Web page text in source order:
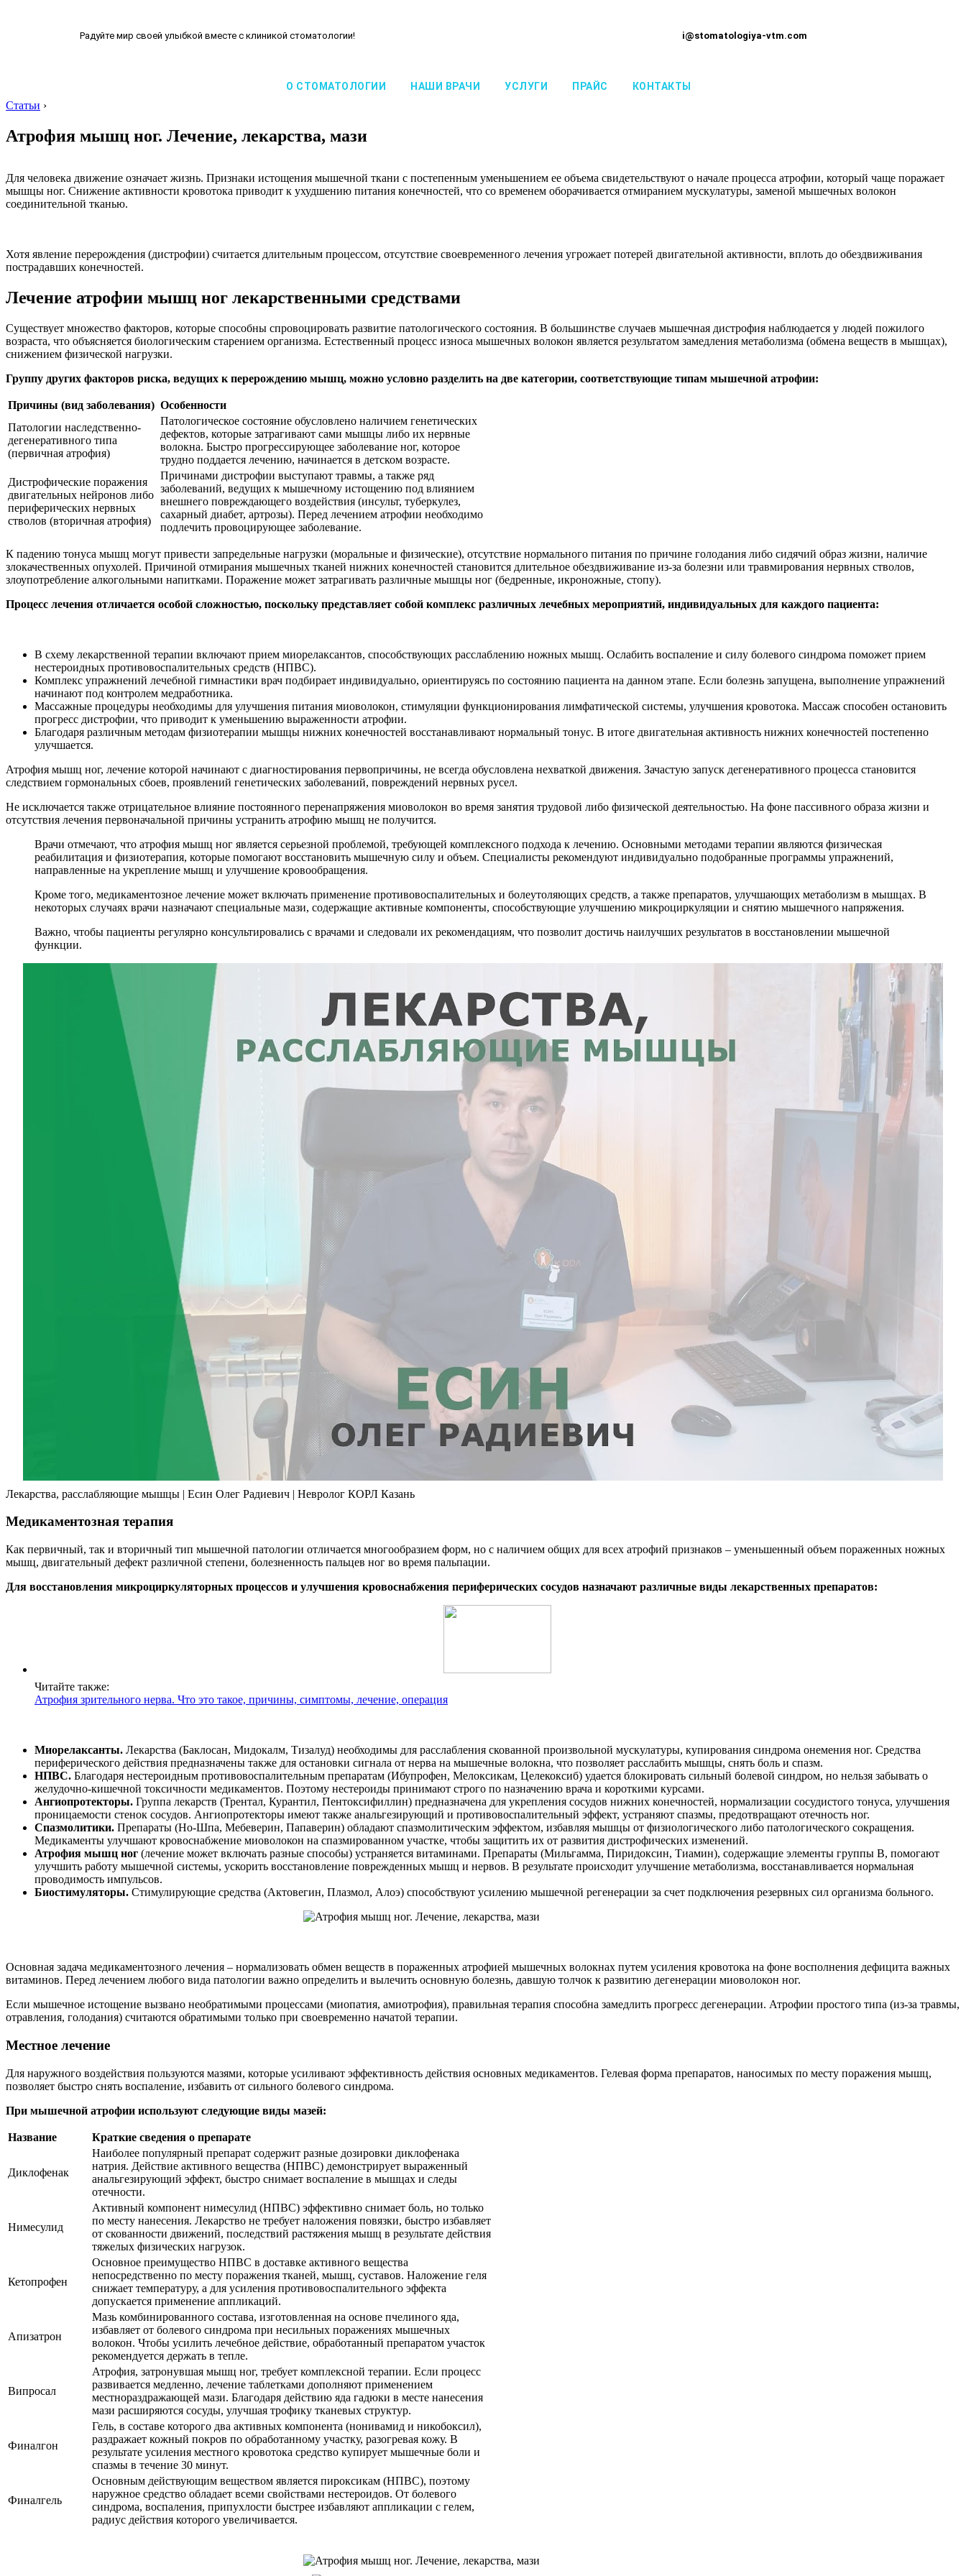
Радуйте мир своей улыбкой вместе с клиникой стоматологии! i@stomatologiya-vtm.com
О СТОМАТОЛОГИИ НАШИ ВРАЧИ УСЛУГИ ПРАЙС КОНТАКТЫ
Статьи ›
Атрофия мышц ног. Лечение, лекарства, мази
Для человека движение означает жизнь. Признаки истощения мышечной ткани с постепенным уменьшением ее объема свидетельствуют о начале процесса атрофии, который чаще поражает
мышцы ног. Снижение активности кровотока приводит к ухудшению питания конечностей, что со временем оборачивается отмиранием мускулатуры, заменой мышечных волокон
соединительной тканью.
Хотя явление перерождения (дистрофии) считается длительным процессом, отсутствие своевременного лечения угрожает потерей двигательной активности, вплоть до обездвиживания
пострадавших конечностей.
Лечение атрофии мышц ног лекарственными средствами
Существует множество факторов, которые способны спровоцировать развитие патологического состояния. В большинстве случаев мышечная дистрофия наблюдается у людей пожилого
возраста, что объясняется биологическим старением организма. Естественный процесс износа мышечных волокон является результатом замедления метаболизма (обмена веществ в мышцах),
снижением физической нагрузки.
Группу других факторов риска, ведущих к перерождению мышц, можно условно разделить на две категории, соответствующие типам мышечной атрофии:
Причины (вид заболевания) Особенности
Патологии наследственно-
дегенеративного типа
(первичная атрофия)
Патологическое состояние обусловлено наличием генетических
дефектов, которые затрагивают сами мышцы либо их нервные
волокна. Быстро прогрессирующее заболевание ног, которое
трудно поддается лечению, начинается в детском возрасте.
Дистрофические поражения
двигательных нейронов либо
периферических нервных
стволов (вторичная атрофия)
Причинами дистрофии выступают травмы, а также ряд
заболеваний, ведущих к мышечному истощению под влиянием
внешнего повреждающего воздействия (инсульт, туберкулез,
сахарный диабет, артрозы). Перед лечением атрофии необходимо
подлечить провоцирующее заболевание.
К падению тонуса мышц могут привести запредельные нагрузки (моральные и физические), отсутствие нормального питания по причине голодания либо сидячий образ жизни, наличие
злокачественных опухолей. Причиной отмирания мышечных тканей нижних конечностей становится длительное обездвиживание из-за болезни или травмирования нервных стволов,
злоупотребление алкогольными напитками. Поражение может затрагивать различные мышцы ног (бедренные, икроножные, стопу).
Процесс лечения отличается особой сложностью, поскольку представляет собой комплекс различных лечебных мероприятий, индивидуальных для каждого пациента:
В схему лекарственной терапии включают прием миорелаксантов, способствующих расслаблению ножных мышц. Ослабить воспаление и силу болевого синдрома поможет прием
нестероидных противовоспалительных средств (НПВС).
Комплекс упражнений лечебной гимнастики врач подбирает индивидуально, ориентируясь по состоянию пациента на данном этапе. Если болезнь запущена, выполнение упражнений
начинают под контролем медработника.
Массажные процедуры необходимы для улучшения питания миоволокон, стимуляции функционирования лимфатической системы, улучшения кровотока. Массаж способен остановить
прогресс дистрофии, что приводит к уменьшению выраженности атрофии.
Благодаря различным методам физиотерапии мышцы нижних конечностей восстанавливают нормальный тонус. В итоге двигательная активность нижних конечностей постепенно
улучшается.
Атрофия мышц ног, лечение которой начинают с диагностирования первопричины, не всегда обусловлена нехваткой движения. Зачастую запуск дегенеративного процесса становится
следствием гормональных сбоев, проявлений генетических заболеваний, повреждений нервных русел.
Не исключается также отрицательное влияние постоянного перенапряжения миоволокон во время занятия трудовой либо физической деятельностью. На фоне пассивного образа жизни и
отсутствия лечения первоначальной причины устранить атрофию мышц не получится.
Врачи отмечают, что атрофия мышц ног является серьезной проблемой, требующей комплексного подхода к лечению. Основными методами терапии являются физическая
реабилитация и физиотерапия, которые помогают восстановить мышечную силу и объем. Специалисты рекомендуют индивидуально подобранные программы упражнений,
направленные на укрепление мышц и улучшение кровообращения.
Кроме того, медикаментозное лечение может включать применение противовоспалительных и болеутоляющих средств, а также препаратов, улучшающих метаболизм в мышцах. В
некоторых случаях врачи назначают специальные мази, содержащие активные компоненты, способствующие улучшению микроциркуляции и снятию мышечного напряжения.
Важно, чтобы пациенты регулярно консультировались с врачами и следовали их рекомендациям, что позволит достичь наилучших результатов в восстановлении мышечной
функции.
Лекарства, расслабляющие мышцы | Есин Олег Радиевич | Невролог КОРЛ Казань
Медикаментозная терапия
Как первичный, так и вторичный тип мышечной патологии отличается многообразием форм, но с наличием общих для всех атрофий признаков – уменьшенный объем пораженных ножных
мышц, двигательный дефект различной степени, болезненность пальцев ног во время пальпации.
Для восстановления микроциркуляторных процессов и улучшения кровоснабжения периферических сосудов назначают различные виды лекарственных препаратов:
Читайте также:
Атрофия зрительного нерва. Что это такое, причины, симптомы, лечение, операция
Миорелаксанты. Лекарства (Баклосан, Мидокалм, Тизалуд) необходимы для расслабления скованной произвольной мускулатуры, купирования синдрома онемения ног. Средства
периферического действия предназначены также для остановки сигнала от нерва на мышечные волокна, что позволяет расслабить мышцы, снять боль и спазм.
НПВС. Благодаря нестероидным противовоспалительным препаратам (Ибупрофен, Мелоксикам, Целекоксиб) удается блокировать сильный болевой синдром, но нельзя забывать о
желудочно-кишечной токсичности медикаментов. Поэтому нестероиды принимают строго по назначению врача и короткими курсами.
Ангиопротекторы. Группа лекарств (Трентал, Курантил, Пентоксифиллин) предназначена для укрепления сосудов нижних конечностей, нормализации сосудистого тонуса, улучшения
проницаемости стенок сосудов. Ангиопротекторы имеют также анальгезирующий и противовоспалительный эффект, устраняют спазмы, предотвращают отечность ног.
Спазмолитики. Препараты (Но-Шпа, Мебеверин, Папаверин) обладают спазмолитическим эффектом, избавляя мышцы от физиологического либо патологического сокращения.
Медикаменты улучшают кровоснабжение миоволокон на спазмированном участке, чтобы защитить их от развития дистрофических изменений.
Атрофия мышц ног (лечение может включать разные способы) устраняется витаминами. Препараты (Мильгамма, Пиридоксин, Тиамин), содержащие элементы группы В, помогают
улучшить работу мышечной системы, ускорить восстановление поврежденных мышц и нервов. В результате происходит улучшение метаболизма, восстанавливается нормальная
проводимость импульсов.
Биостимуляторы. Стимулирующие средства (Актовегин, Плазмол, Алоэ) способствуют усилению мышечной регенерации за счет подключения резервных сил организма больного.
Основная задача медикаментозного лечения – нормализовать обмен веществ в пораженных атрофией мышечных волокнах путем усиления кровотока на фоне восполнения дефицита важных
витаминов. Перед лечением любого вида патологии важно определить и вылечить основную болезнь, давшую толчок к развитию дегенерации миоволокон ног.
Если мышечное истощение вызвано необратимыми процессами (миопатия, амиотрофия), правильная терапия способна замедлить прогресс дегенерации. Атрофии простого типа (из-за травмы,
отравления, голодания) считаются обратимыми только при своевременно начатой терапии.
Местное лечение
Для наружного воздействия пользуются мазями, которые усиливают эффективность действия основных медикаментов. Гелевая форма препаратов, наносимых по месту поражения мышц,
позволяет быстро снять воспаление, избавить от сильного болевого синдрома.
При мышечной атрофии используют следующие виды мазей:
Название Краткие сведения о препарате
Диклофенак
Наиболее популярный препарат содержит разные дозировки диклофенака
натрия. Действие активного вещества (НПВС) демонстрирует выраженный
анальгезирующий эффект, быстро снимает воспаление в мышцах и следы
отечности.
Нимесулид
Активный компонент нимесулид (НПВС) эффективно снимает боль, но только
по месту нанесения. Лекарство не требует наложения повязки, быстро избавляет
от скованности движений, последствий растяжения мышц в результате действия
тяжелых физических нагрузок.
Кетопрофен
Основное преимущество НПВС в доставке активного вещества
непосредственно по месту поражения тканей, мышц, суставов. Наложение геля
снижает температуру, а для усиления противовоспалительного эффекта
допускается применение аппликаций.
Апизатрон
Мазь комбинированного состава, изготовленная на основе пчелиного яда,
избавляет от болевого синдрома при несильных поражениях мышечных
волокон. Чтобы усилить лечебное действие, обработанный препаратом участок
рекомендуется держать в тепле.
Випросал
Атрофия, затронувшая мышц ног, требует комплексной терапии. Если процесс
развивается медленно, лечение таблетками дополняют применением
местнораздражающей мази. Благодаря действию яда гадюки в месте нанесения
мази расширяются сосуды, улучшая трофику тканевых структур.
Финалгон
Гель, в составе которого два активных компонента (нонивамид и никобоксил),
раздражает кожный покров по обработанному участку, разогревая кожу. В
результате усиления местного кровотока средство купирует мышечные боли и
спазмы в течение 30 минут.
Финалгель
Основным действующим веществом является пироксикам (НПВС), поэтому
наружное средство обладает всеми свойствами нестероидов. От болевого
синдрома, воспаления, припухлости быстрее избавляют аппликации с гелем,
радиус действия которого увеличивается.